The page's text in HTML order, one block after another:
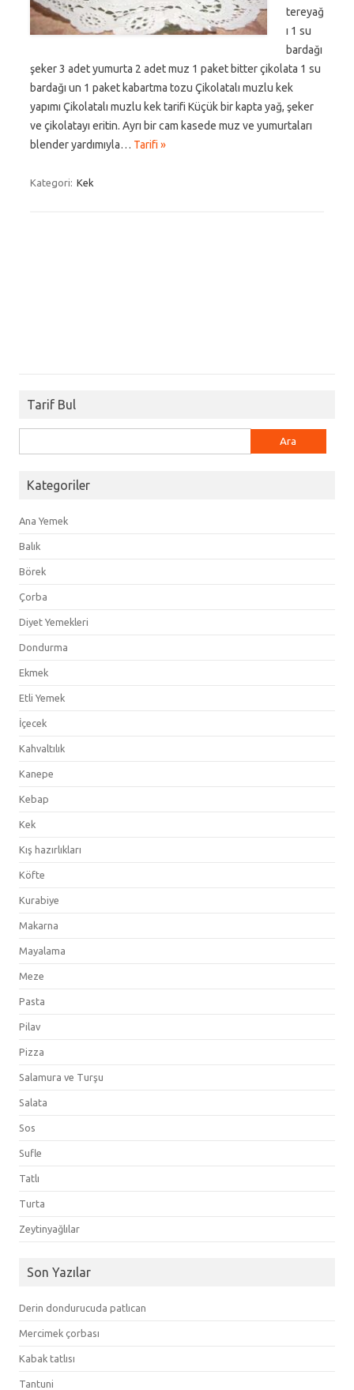
tereyağ
ı 1 su
bardağı
şeker 3 adet yumurta 2 adet muz 1 paket bitter çikolata 1 su
bardağı un 1 paket kabartma tozu Çikolatalı muzlu kek
yapımı Çikolatalı muzlu kek tarifi Küçük bir kapta yağ, şeker
ve çikolatayı eritin. Ayrı bir cam kasede muz ve yumurtaları
blender yardımıyla… Tarifi »
Kategori: Kek
Tarif Bul
Kategoriler
Ana Yemek
Balık
Börek
Çorba
Diyet Yemekleri
Dondurma
Ekmek
Etli Yemek
İçecek
Kahvaltılık
Kanepe
Kebap
Kek
Kış hazırlıkları
Köfte
Kurabiye
Makarna
Mayalama
Meze
Pasta
Pilav
Pizza
Salamura ve Turşu
Salata
Sos
Sufle
Tatlı
Turta
Zeytinyağlılar
Son Yazılar
Derin dondurucuda patlıcan
Mercimek çorbası
Kabak tatlısı
Tantuni